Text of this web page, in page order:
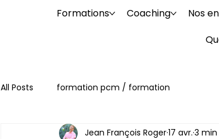
Formations Coaching Nos
All Posts formation pcm / formation
Jean François Roger17 avr. 3